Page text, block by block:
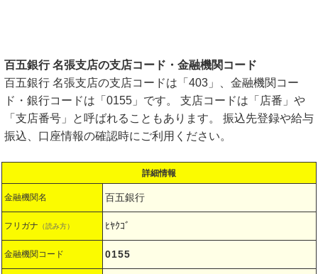
百五銀行 名張支店の支店コード・金融機関コード
百五銀行 名張支店の支店コードは「403」、金融機関コー
ド・銀行コードは「0155」です。 支店コードは「店番」や
「支店番号」と呼ばれることもあります。 振込先登録や給与
振込、口座情報の確認時にご利用ください。
詳細情報
金融機関名 百五銀行
フリガナ （読み方） ﾋﾔｸｺﾞ
金融機関コード 0155